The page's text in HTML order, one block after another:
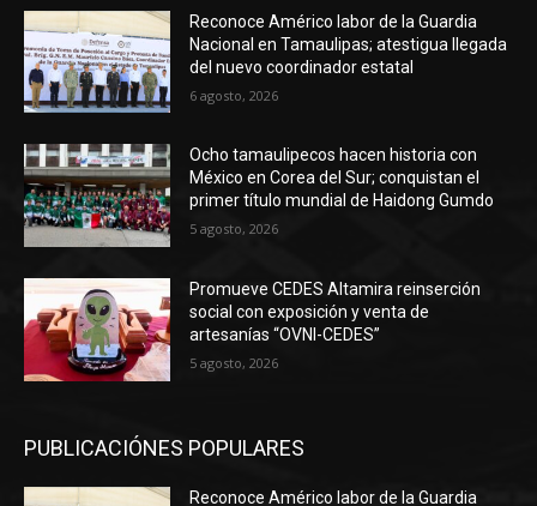
Reconoce Américo labor de la Guardia
Nacional en Tamaulipas; atestigua llegada
del nuevo coordinador estatal
6 agosto, 2026
Ocho tamaulipecos hacen historia con
México en Corea del Sur; conquistan el
primer título mundial de Haidong Gumdo
5 agosto, 2026
Promueve CEDES Altamira reinserción
social con exposición y venta de
artesanías “OVNI-CEDES”
5 agosto, 2026
PUBLICACIÓNES POPULARES
Reconoce Américo labor de la Guardia